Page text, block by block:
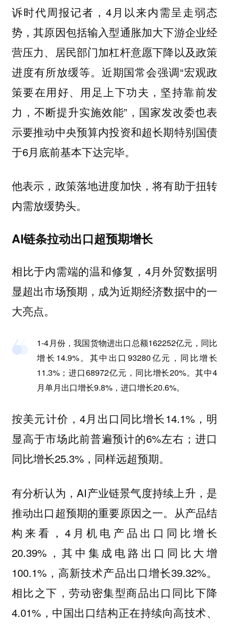
诉时代周报记者，4月以来内需呈走弱态
势，其原因包括输入型通胀加大下游企业经
营压力、居民部门加杠杆意愿下降以及政策
进度有所放缓等。近期国常会强调“宏观政
策要在用好、用足上下功夫，坚持靠前发
力，不断提升实施效能”，国家发改委也表
示要推动中央预算内投资和超长期特别国债
于6月底前基本下达完毕。
他表示，政策落地进度加快，将有助于扭转
内需放缓势头。
AI链条拉动出口超预期增长
相比于内需端的温和修复，4月外贸数据明
显超出市场预期，成为近期经济数据中的一
大亮点。
1-4月份，我国货物进出口总额162252亿元，同比
增长14.9%。其中出口93280亿元，同比增长
11.3%；进口68972亿元，同比增长20%。其中4
月单月出口增长9.8%，进口增长20.6%。
按美元计价，4月出口同比增长14.1%，明
显高于市场此前普遍预计的6%左右；进口
同比增长25.3%，同样远超预期。
有分析认为，AI产业链景气度持续上升，是
推动出口超预期的重要原因之一。从产品结
构来看，4月机电产品出口同比增长
20.39%，其中集成电路出口同比大增
100.1%，高新技术产品出口增长39.32%。
相比之下，劳动密集型商品出口同比下降
4.01%，中国出口结构正在持续向高技术、